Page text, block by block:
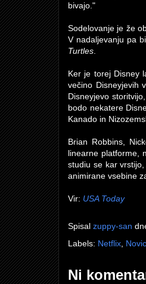
bivajo."
Sodelovanje je že
V nadaljevanju pa
Turtles
Ker je torej Disney
večino Disneyjevih
Disneyjevo
bodo nekatere
Kanado in
Brian Robbins,
linearne platforme,
studiu se kar
animirane vsebine
Vir: USA Today
Spisal zuppy-san
Labels: Netflix
Ni